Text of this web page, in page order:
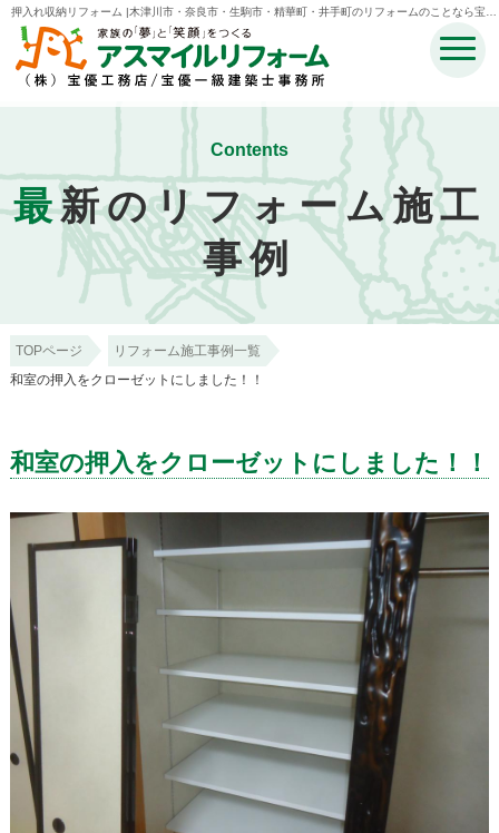
押入れ収納リフォーム |木津川市・奈良市・生駒市・精華町・井手町のリフォームのことなら宝優
工務店アスマイルリフォーム
Contents
最新のリフォーム施工
事例
TOPページ
リフォーム施工事例一覧
和室の押入をクローゼットにしました！！
和室の押入をクローゼットにしました！！